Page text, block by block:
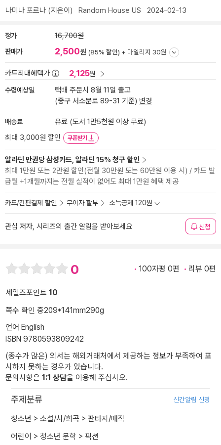
나미나 포르나 (지은이) Random House US 2024-02-13
정가 16,700원
판매가 2,500원 (85% 할인) + 마일리지 30원
카드최대혜택가 2,125원
수령예상일
택배 주문시 8월 11일 출고
(중구 서소문로 89-31 기준) 변경
배송료
유료 (도서 1만5천원 이상 무료)
최대 3,000원 할인
쿠폰받기
알라딘 만권당 삼성카드, 알라딘 15% 청구 할인
최대 1만원 또는 2만원 할인(전월 30만원 또는 60만원 이용 시) / 카드 발
급월 +1개월까지는 전월 실적이 없어도 최대 1만원 혜택 제공
카드/간편결제 할인 무이자 할부 소득공제 120원
관심 저자, 시리즈의 출간 알림을 받아보세요 신청
0 100자평 0편 리뷰 0편
세일즈포인트 10
쪽수 확인 중209*141mm290g
언어 English
ISBN 9780593809242
(종수가 많은) 외서는 해외거래처에서 제공하는 정보가 부족하여 표
시하지 못하는 경우가 있습니다.
문의사항은 1:1 상담을 이용해 주십시오.
주제분류 신간알림 신청
청소년 > 소설/시/희곡 > 판타지/매직
어린이 > 청소년 문학 > 픽션